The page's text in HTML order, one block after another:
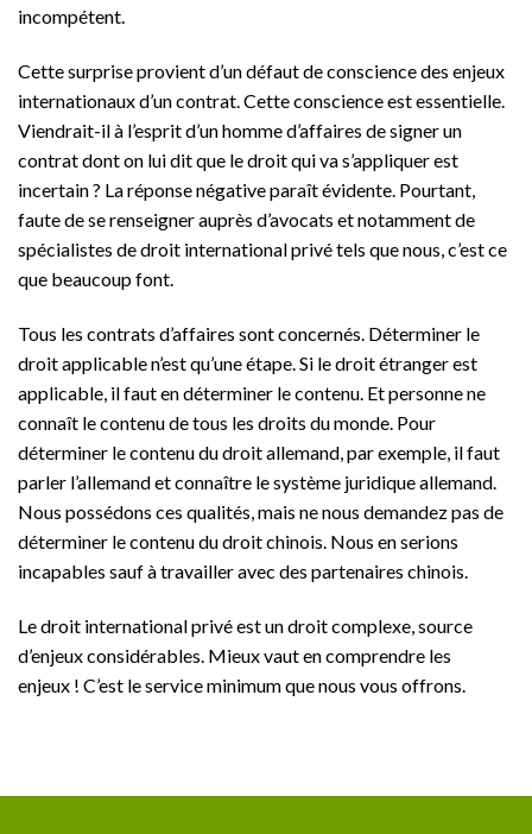
incompétent.
Cette surprise provient d’un défaut de conscience des enjeux
internationaux d’un contrat. Cette conscience est essentielle.
Viendrait-il à l’esprit d’un homme d’affaires de signer un
contrat dont on lui dit que le droit qui va s’appliquer est
incertain ? La réponse négative paraît évidente. Pourtant,
faute de se renseigner auprès d’avocats et notamment de
spécialistes de droit international privé tels que nous, c’est ce
que beaucoup font.
Tous les contrats d’affaires sont concernés. Déterminer le
droit applicable n’est qu’une étape. Si le droit étranger est
applicable, il faut en déterminer le contenu. Et personne ne
connaît le contenu de tous les droits du monde. Pour
déterminer le contenu du droit allemand, par exemple, il faut
parler l’allemand et connaître le système juridique allemand.
Nous possédons ces qualités, mais ne nous demandez pas de
déterminer le contenu du droit chinois. Nous en serions
incapables sauf à travailler avec des partenaires chinois.
Le droit international privé est un droit complexe, source
d’enjeux considérables. Mieux vaut en comprendre les
enjeux ! C’est le service minimum que nous vous offrons.